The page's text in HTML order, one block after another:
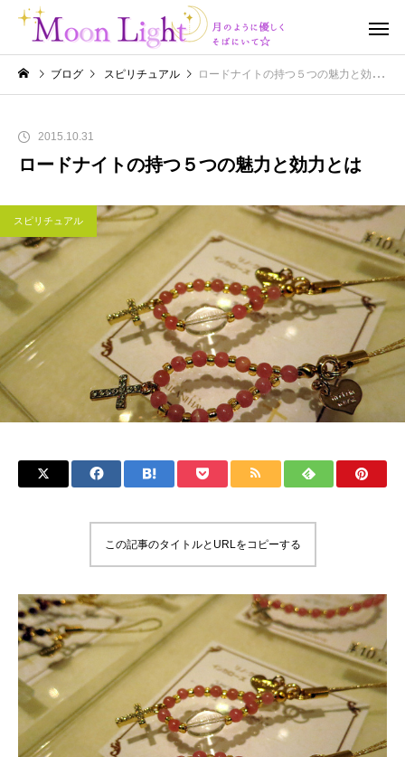
ブログ スピリチュアル ロードナイトの持つ５つの魅力と効力とは
2015.10.31
ロードナイトの持つ５つの魅力と効力とは
スピリチュアル
この記事のタイトルとURLをコピーする